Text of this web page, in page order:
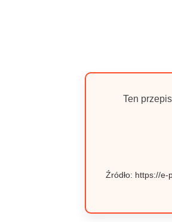
Ten
Źródło: https://